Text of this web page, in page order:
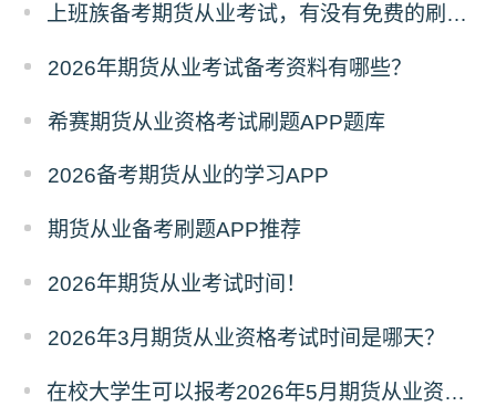
上班族备考期货从业考试，有没有免费的刷题 APP 可以推荐？
2026年期货从业考试备考资料有哪些？
希赛期货从业资格考试刷题APP题库
2026备考期货从业的学习APP
期货从业备考刷题APP推荐
2026年期货从业考试时间！
2026年3月期货从业资格考试时间是哪天？
在校大学生可以报考2026年5月期货从业资格考试吗？